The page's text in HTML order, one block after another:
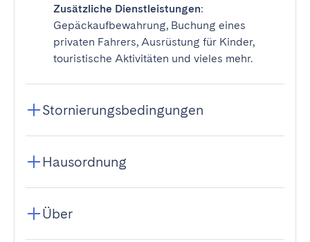
Zusätzliche Dienstleistungen:
Gepäckaufbewahrung, Buchung eines
privaten Fahrers, Ausrüstung für Kinder,
touristische Aktivitäten und vieles mehr.
Stornierungsbedingungen
Hausordnung
Über